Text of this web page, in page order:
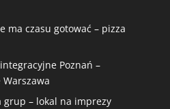
ma czasu gotować – pizza
Poznań –
grup – lokal na imprezy